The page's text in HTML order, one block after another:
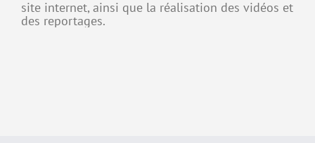
site internet, ainsi que la réalisation des vidéos et
des reportages.